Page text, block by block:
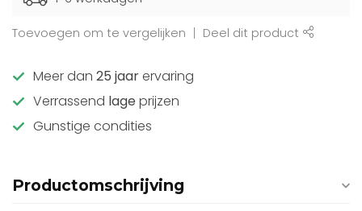
Toevoegen om te vergelijken Deel dit product
Meer dan 25 jaarervaring
Verrassend lage prijzen
Gunstige condities
Productomschrijving